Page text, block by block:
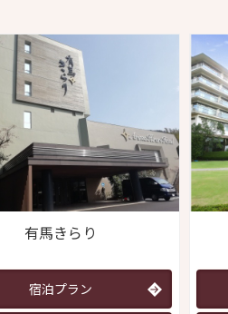
有馬きらり
宿泊プラン